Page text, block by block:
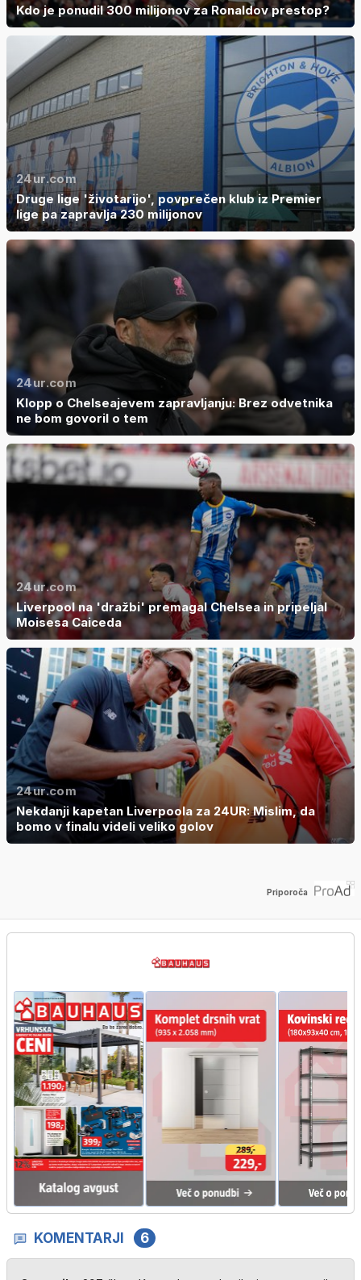
Kdo je ponudil 300 milijonov za Ronaldov prestop?
24ur.com
Druge lige 'životarijo', povprečen klub iz Premier
lige pa zapravlja 230 milijonov
24ur.com
Klopp o Chelseajevem zapravljanju: Brez odvetnika
ne bom govoril o tem
24ur.com
Liverpool na 'dražbi' premagal Chelsea in pripeljal
Moisesa Caiceda
24ur.com
Nekdanji kapetan Liverpoola za 24UR: Mislim, da
bomo v finalu videli veliko golov
Priporoča
KOMENTARJI 6